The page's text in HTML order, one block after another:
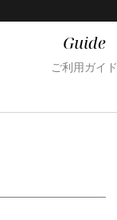
Guide
ご利用ガイド